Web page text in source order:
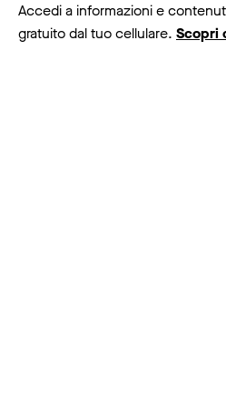
Accedi a informazioni e
gratuito dal tuo cellulare. Scopri